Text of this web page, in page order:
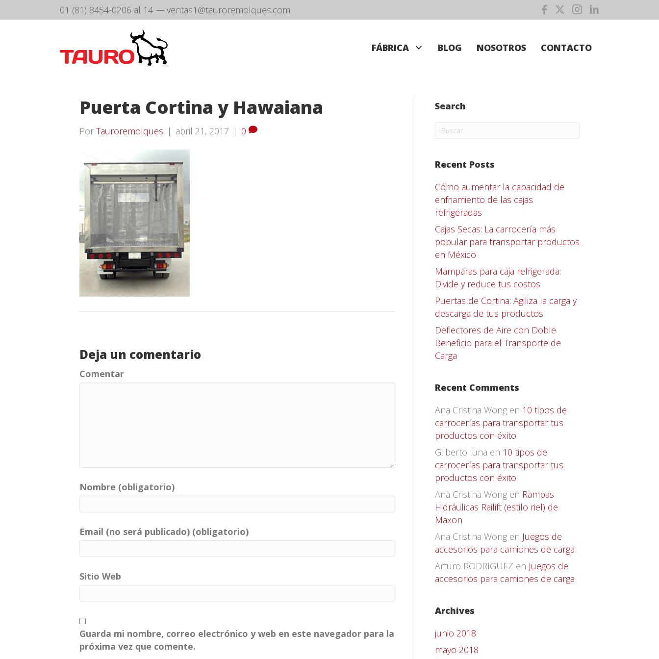
01 (81) 8454-0206 al 14 — ventas1@tauroremolques.com
FÁBRICA BLOG NOSOTROS CONTACTO
Puerta Cortina y Hawaiana
Por Tauroremolques | abril 21, 2017 | 0
Deja un comentario
Comentar
Nombre (obligatorio)
Email (no será publicado) (obligatorio)
Sitio Web
Guarda mi nombre, correo electrónico y web en este navegador para la
próxima vez que comente.
Search
Recent Posts
Cómo aumentar la capacidad de
enfriamiento de las cajas
refrigeradas
Cajas Secas: La carrocería más
popular para transportar productos
en México
Mamparas para caja refrigerada:
Divide y reduce tus costos
Puertas de Cortina: Agiliza la carga y
descarga de tus productos
Deflectores de Aire con Doble
Beneficio para el Transporte de
Carga
Recent Comments
Ana Cristina Wong en 10 tipos de
carrocerías para transportar tus
productos con éxito
Gilberto luna en 10 tipos de
carrocerías para transportar tus
productos con éxito
Ana Cristina Wong en Rampas
Hidráulicas Railift (estilo riel) de
Maxon
Ana Cristina Wong en Juegos de
accesorios para camiones de carga
Arturo RODRIGUEZ en Juegos de
accesorios para camiones de carga
Archives
junio 2018
mayo 2018